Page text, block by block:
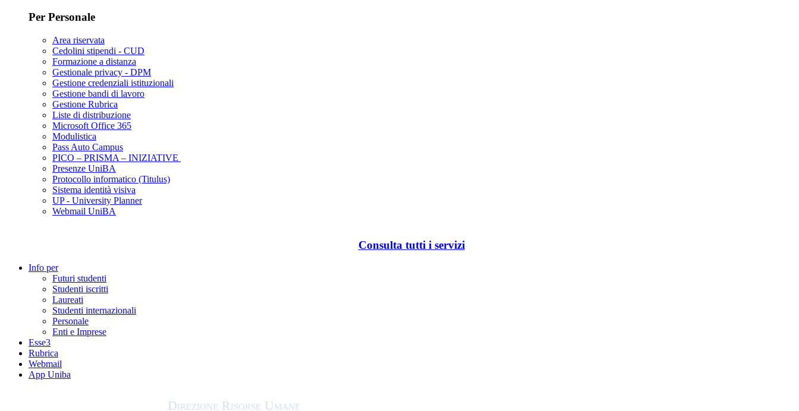
Per Personale
Area riservata
Cedolini stipendi - CUD
Formazione a distanza
Gestionale privacy - DPM
Gestione credenziali istituzionali
Gestione bandi di lavoro
Gestione Rubrica
Liste di distribuzione
Microsoft Office 365
Modulistica
Pass Auto Campus
PICO – PRISMA – INIZIATIVE
Presenze UniBA
Protocollo informatico (Titulus)
Sistema identità visiva
UP - University Planner
Webmail UniBA
Consulta tutti i servizi
Info per
Futuri studenti
Studenti iscritti
Laureati
Studenti internazionali
Personale
Enti e Imprese
Esse3
Rubrica
Webmail
App Uniba